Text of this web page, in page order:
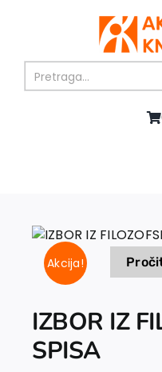
Books
In preparation
Authors
News
EU PROJECTS
Akcija!
IZBOR IZ
SPISA